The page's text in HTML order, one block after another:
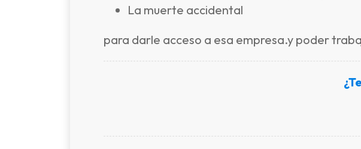
La muerte accidental
para darle acceso a esa empresa.y poder